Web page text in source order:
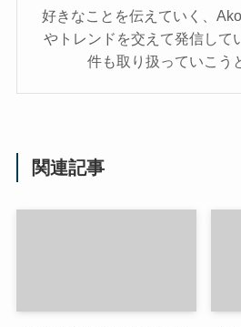
好きなことを伝えていく、
やトレンドを交えて発信して
件も取り扱っていこう
関連記事